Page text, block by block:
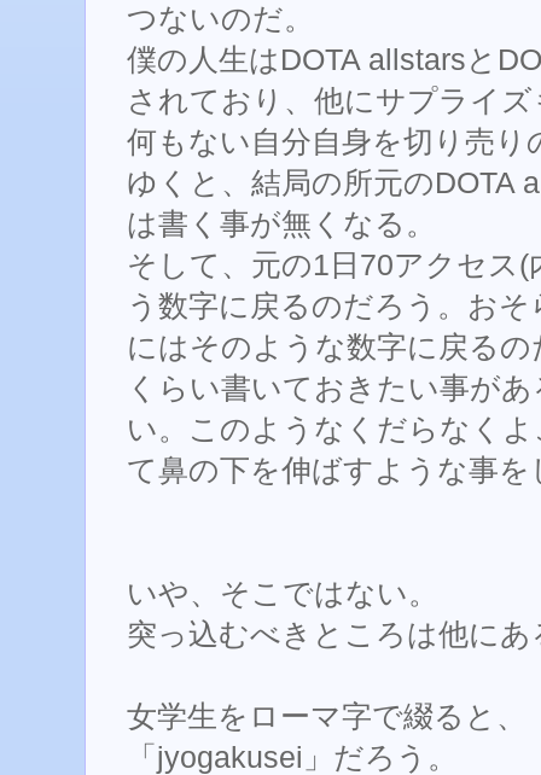
つないのだ。
僕の人生はDOTA allstarsと
されており、他にサプライ
何もない自分自身を切り売
ゆくと、結局の所元のDOTA
は書く事が無くなる。
そして、元の1日70アクセス
う数字に戻るのだろう。お
にはそのような数字に戻る
くらい書いておきたい事が
い。このようなくだらなく
て鼻の下を伸ばすような事
いや、そこではない。
突っ込むべきところは他にあ
女学生をローマ字で綴ると、
「jyogakusei」だろう。